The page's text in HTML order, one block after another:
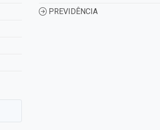
PREVIDÊNCIA